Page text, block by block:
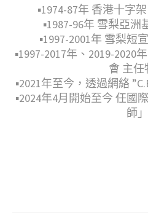
▪︎1974-87年 香港十字
▪︎1987-96年 雪梨亞
▪︎1997-2001年 雪梨短
▪︎1997-2017年、2019-2020
會 主任
▪︎2021年至今，透過網絡
▪︎2024年4月開始至今 任國
師」